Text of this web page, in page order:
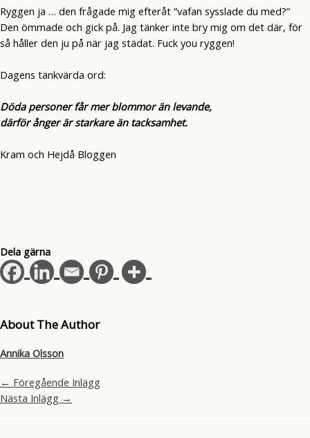
Ryggen ja … den frågade mig efteråt ”vafan sysslade du med?”
Den ömmade och gick på. Jag tänker inte bry mig om det där, för
så håller den ju på när jag städat. Fuck you ryggen!
Dagens tänkvärda ord:
Döda personer får mer blommor än levande,
därför ånger är starkare än tacksamhet.
Kram och Hejdå Bloggen
Dela gärna
About The Author
Annika Olsson
← Föregående Inlägg
Nästa Inlägg →